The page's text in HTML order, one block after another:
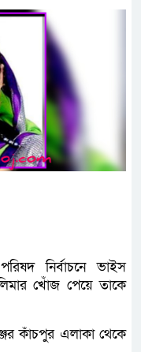
নির্বাচনে ভাইস
খোঁজ পেয়ে তাকে
কাঁচপুর এলাকা থেকে